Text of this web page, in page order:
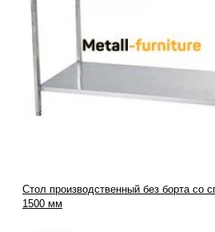
Стол производственный без борта со
1500 мм